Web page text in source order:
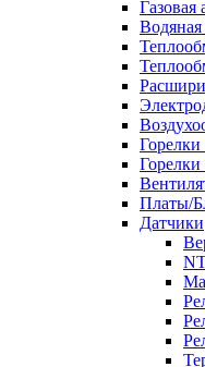
Газовая
Водяная
Горелки
Платы/
Датчики